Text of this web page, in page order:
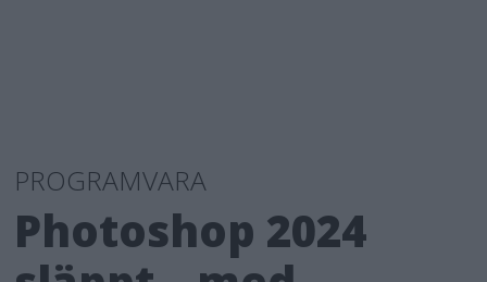
PROGRAMVARA
Photoshop 2024